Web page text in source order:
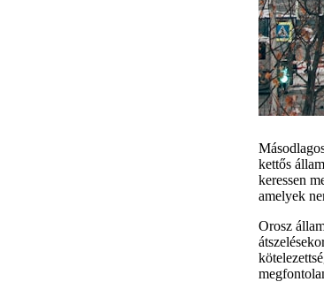
kettős
keressen
amelyek
Orosz